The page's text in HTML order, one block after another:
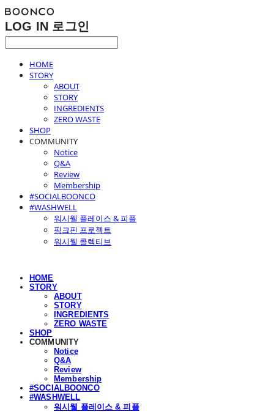
LOG IN 로그인
HOME
STORY
ABOUT
STORY
INGREDIENTS
ZERO WASTE
SHOP
COMMUNITY
Notice
Q&A
Review
Membership
#SOCIALBOONCO
#WASHWELL
워시웰 플레이스 & 피플
핑크핀 프로젝트
워시웰 콜렉티브
HOME
STORY
ABOUT
STORY
INGREDIENTS
ZERO WASTE
SHOP
COMMUNITY
Notice
Q&A
Review
Membership
#SOCIALBOONCO
#WASHWELL
워시웰 플레이스 & 피플